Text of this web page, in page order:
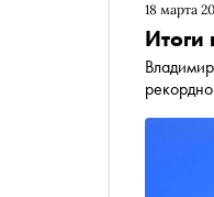
18 марта
Итоги